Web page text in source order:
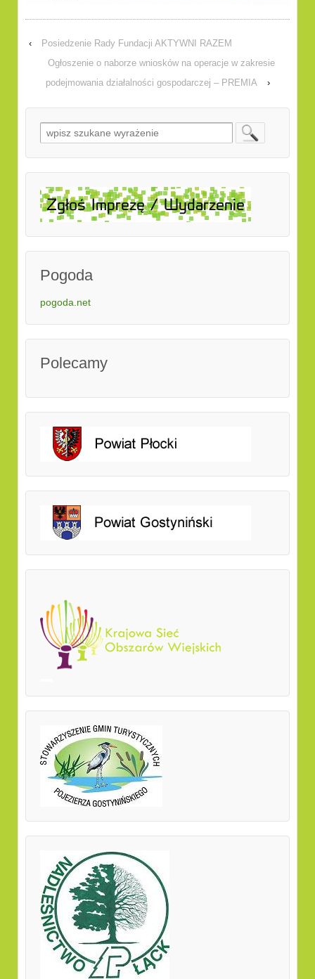
‹
Posiedzenie Rady Fundacji AKTYWNI RAZEM
Ogłoszenie o naborze wniosków na operacje w zakresie
podejmowania działalności gospodarczej – PREMIA
›
Pogoda
pogoda.net
Polecamy